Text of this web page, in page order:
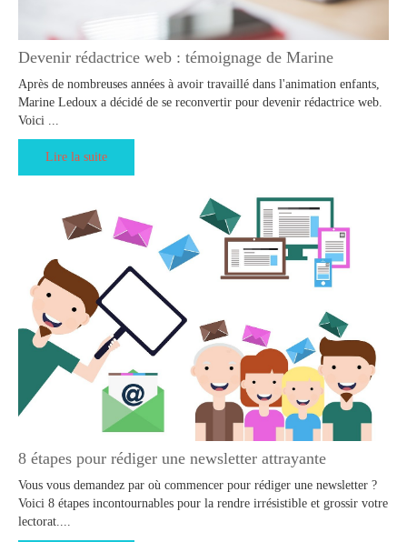
Devenir rédactrice web : témoignage de Marine
Après de nombreuses années à avoir travaillé dans l'animation enfants,
Marine Ledoux a décidé de se reconvertir pour devenir rédactrice web.
Voici ...
Lire la suite
8 étapes pour rédiger une newsletter attrayante
Vous vous demandez par où commencer pour rédiger une newsletter ?
Voici 8 étapes incontournables pour la rendre irrésistible et grossir votre
lectorat....